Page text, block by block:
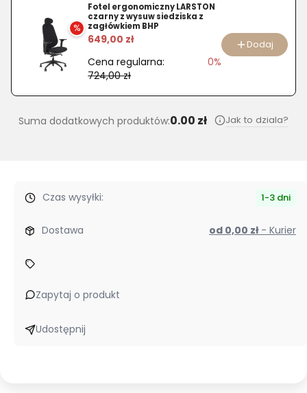
%
Fotel ergonomiczny LARSTON
czarny z wysuw siedziska z
zagłówkiem BHP
649,00 zł
Cena regularna:
724,00 zł
0%
Dodaj
Suma dodatkowych produktów:0.00 zł Jak to dziala?
Czas wysyłki: 1-3 dni
Dostawa od 0,00 zł - Kurier
Zapytaj o produkt
Udostępnij